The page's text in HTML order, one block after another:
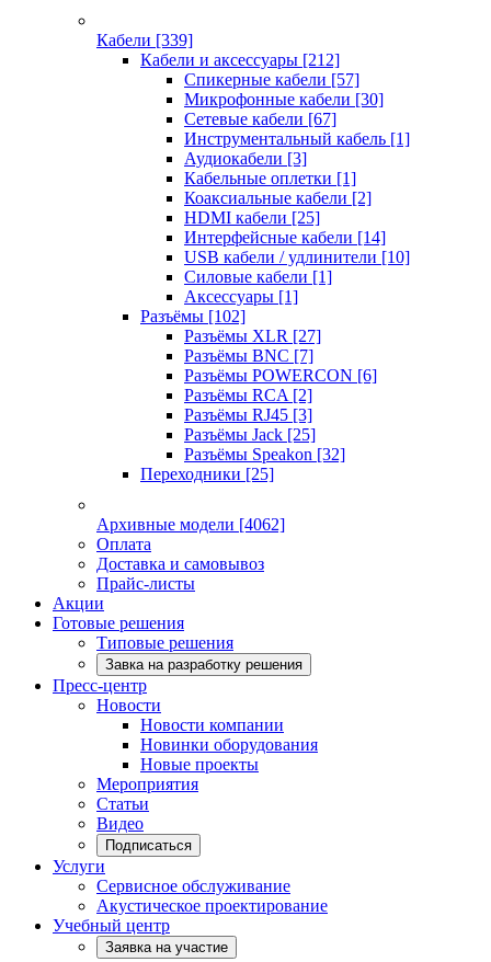
Кабели [339]
Кабели и аксессуары [212]
Спикерные кабели [57]
Микрофонные кабели [30]
Сетевые кабели [67]
Инструментальный кабель [1]
Аудиокабели [3]
Кабельные оплетки [1]
Коаксиальные кабели [2]
HDMI кабели [25]
Интерфейсные кабели [14]
USB кабели / удлинители [10]
Силовые кабели [1]
Аксессуары [1]
Разъёмы [102]
Разъёмы XLR [27]
Разъёмы BNC [7]
Разъёмы POWERCON [6]
Разъёмы RCA [2]
Разъёмы RJ45 [3]
Разъёмы Jack [25]
Разъёмы Speakon [32]
Переходники [25]
Архивные модели [4062]
Оплата
Доставка и самовывоз
Прайс-листы
Акции
Готовые решения
Типовые решения
Завка на разработку решения
Пресс-центр
Новости
Новости компании
Новинки оборудования
Новые проекты
Мероприятия
Статьи
Видео
Подписаться
Услуги
Сервисное обслуживание
Акустическое проектирование
Учебный центр
Заявка на участие